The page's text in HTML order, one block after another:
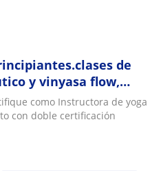
de
y vinyasa flow,
y emocional. Horarios
clase
como Instructora de yoga
con doble certificación